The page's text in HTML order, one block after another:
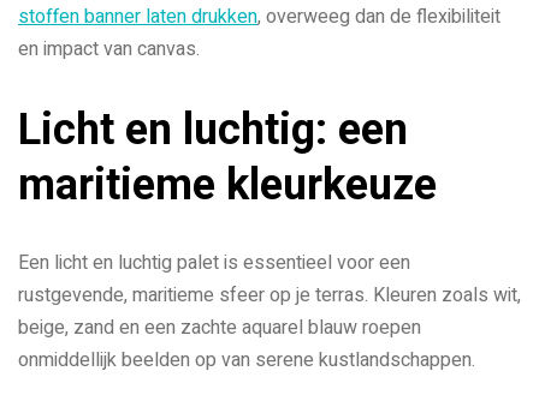
stoffen banner laten drukken, overweeg dan de flexibiliteit
en impact van canvas.
Licht en luchtig: een
maritieme kleurkeuze
Een licht en luchtig palet is essentieel voor een
rustgevende, maritieme sfeer op je terras. Kleuren zoals wit,
beige, zand en een zachte aquarel blauw roepen
onmiddellijk beelden op van serene kustlandschappen.